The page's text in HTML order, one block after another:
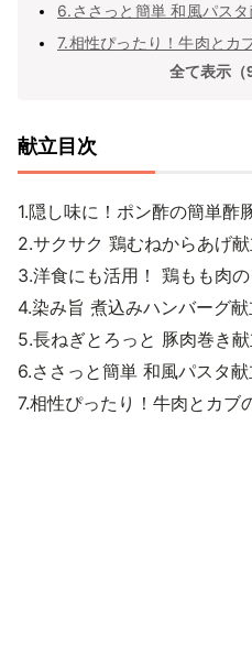
6.ささっと簡単 和風パスタ
7.相性ぴったり！牛肉とカ
全て表示（
献立目次
1.隠し味に！ポン酢の簡単酢
2.サクサク 鶏むねからあげ
3.洋食にも活用！ 鶏もも肉
4.染み旨 煮込みハンバーグ献
5.長ねぎとろっと 豚肉巻き
6.ささっと簡単 和風パスタ献
7.相性ぴったり！牛肉とカブ